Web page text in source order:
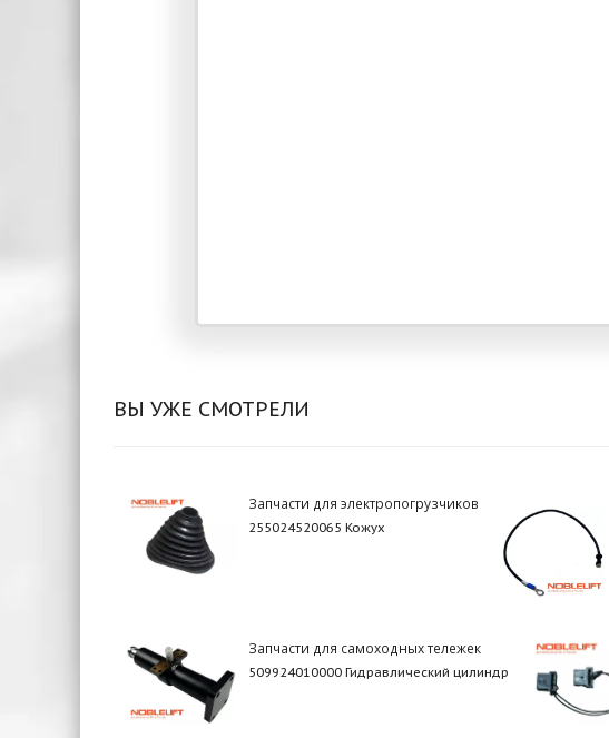
ВЫ УЖЕ СМОТРЕЛИ
Запчасти для электропогрузчиков
255024520065 Кожух
Запчасти для самоходных тележек
509924010000 Гидравлический цилиндр